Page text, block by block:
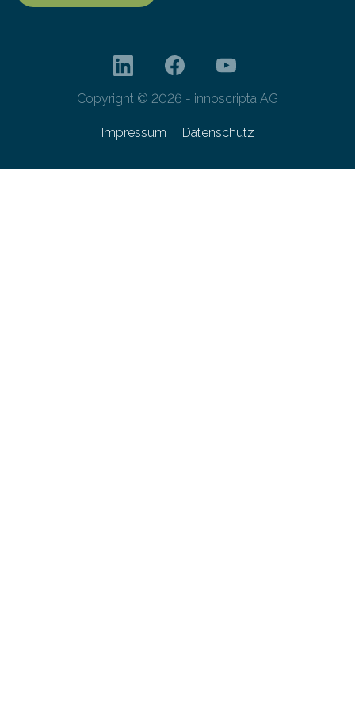
Copyright © 2026 - innoscripta AG
Impressum Datenschutz